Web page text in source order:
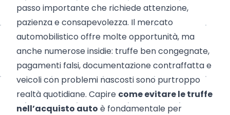
passo importante che richiede attenzione,
pazienza e consapevolezza. Il mercato
automobilistico offre molte opportunità, ma
anche numerose insidie: truffe ben congegnate,
pagamenti falsi, documentazione contraffatta e
veicoli con problemi nascosti sono purtroppo
realtà quotidiane. Capire come evitare le truffe
nell’acquisto auto è fondamentale per